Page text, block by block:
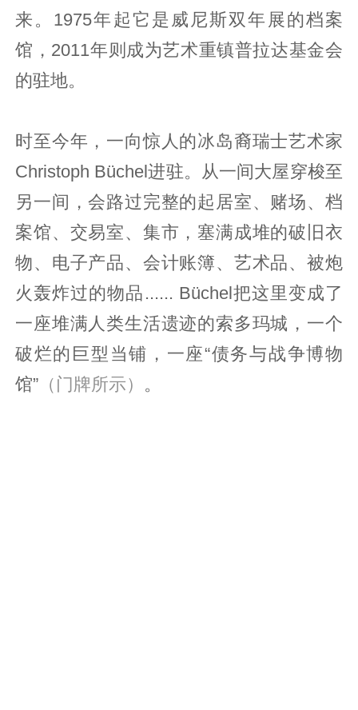
来。1975年起它是威尼斯双年展的档案
馆，2011年则成为艺术重镇普拉达基金会
的驻地。
时至今年，一向惊人的冰岛裔瑞士艺术家
Christoph Büchel进驻。从一间大屋穿梭至
另一间，会路过完整的起居室、赌场、档
案馆、交易室、集市，塞满成堆的破旧衣
物、电子产品、会计账簿、艺术品、被炮
火轰炸过的物品...... Büchel把这里变成了
一座堆满人类生活遗迹的索多玛城，一个
破烂的巨型当铺，一座“债务与战争博物
馆” （门牌所示） 。